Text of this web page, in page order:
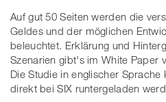
Auf gut 50 Seiten werden die
Geldes und der möglichen
beleuchtet. Erklärung und
Szenarien gibt's im White Paper
Die Studie in englischer Sprache
direkt bei SIX runtergeladen